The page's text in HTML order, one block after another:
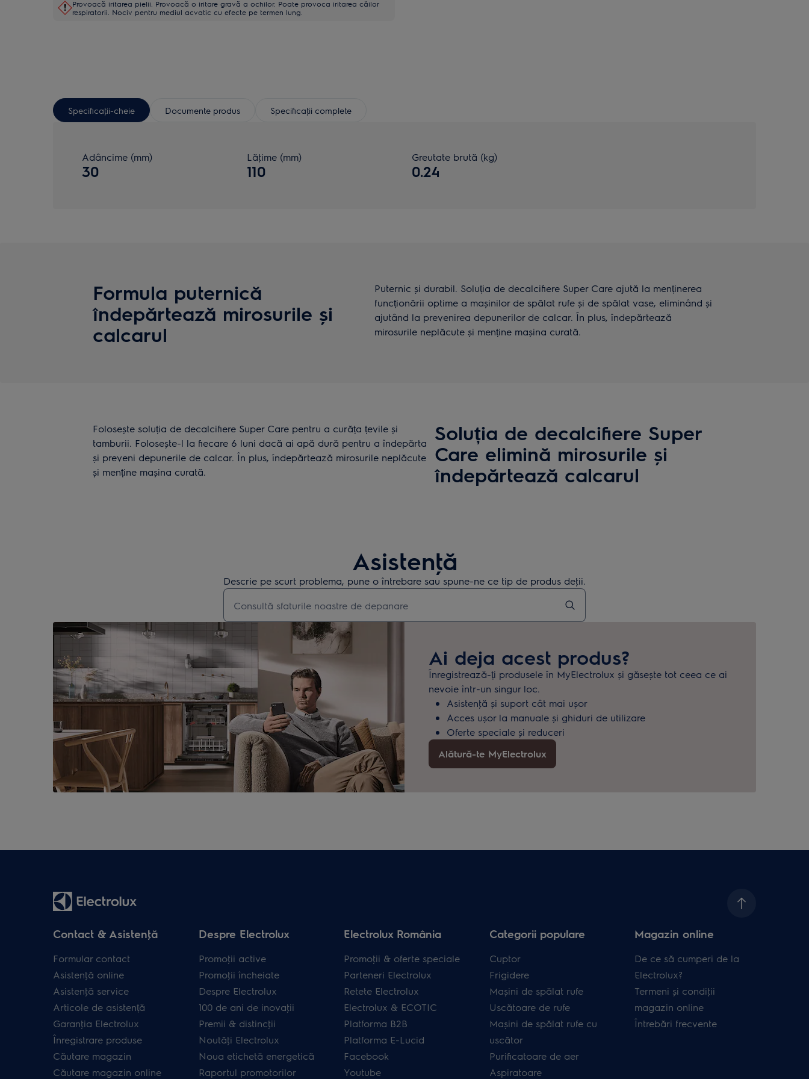
Provoacă iritarea pielii. Provoacă o iritare gravă a ochilor. Poate provoca iritarea căilor
respiratorii. Nociv pentru mediul acvatic cu efecte pe termen lung.
Specificaţii-cheie Documente produs Specificaţii complete
Adâncime (mm)
30
Lăţime (mm)
110
Greutate brută (kg)
0.24
Formula puternică
îndepărtează mirosurile și
calcarul
Puternic și durabil. Soluția de decalcifiere Super Care ajută la menținerea
funcționării optime a mașinilor de spălat rufe și de spălat vase, eliminând și
ajutând la prevenirea depunerilor de calcar. În plus, îndepărtează
mirosurile neplăcute și menține mașina curată.
Soluția de decalcifiere Super
Care elimină mirosurile și
îndepărtează calcarul
Folosește soluția de decalcifiere Super Care pentru a curăța țevile și
tamburii. Folosește-l la fiecare 6 luni dacă ai apă dură pentru a îndepărta
și preveni depunerile de calcar. În plus, îndepărtează mirosurile neplăcute
și menține mașina curată.
Asistenţă
Descrie pe scurt problema, pune o întrebare sau spune-ne ce tip de produs deţii.
Type to search for support articles
Ai deja acest produs?
Înregistrează-ți produsele în MyElectrolux și găsește tot ceea ce ai
nevoie într-un singur loc.
Asistenţă și suport cât mai ușor
Acces ușor la manuale și ghiduri de utilizare
Oferte speciale și reduceri
Alătură-te MyElectrolux
Contact & Asistenţă
Formular contact
Asistenţă online
Asistenţă service
Articole de asistență
Garanţia Electrolux
Înregistrare produse
Căutare magazin
Căutare magazin online
Despre Electrolux
Promoţii active
Promoţii încheiate
Despre Electrolux
100 de ani de inovaţii
Premii & distincţii
Noutăţi Electrolux
Noua etichetă energetică
Raportul promotorilor
Electrolux România
Promoţii & oferte speciale
Parteneri Electrolux
Retete Electrolux
Electrolux & ECOTIC
Platforma B2B
Platforma E-Lucid
Facebook
Youtube
Categorii populare
Cuptor
Frigidere
Mașini de spălat rufe
Uscătoare de rufe
Mașini de spălat rufe cu
uscător
Purificatoare de aer
Aspiratoare
Magazin online
De ce să cumperi de la
Electrolux?
Termeni și condiţii
magazin online
Întrebări frecvente